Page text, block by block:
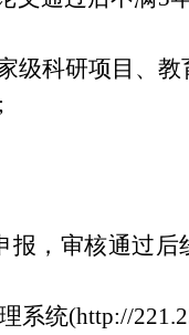
级科研项目、
报，审核通过后
系统(http://